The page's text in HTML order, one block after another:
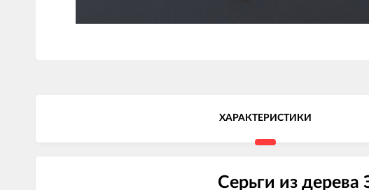
ХАРАКТЕРИСТИКИ
Серьги из